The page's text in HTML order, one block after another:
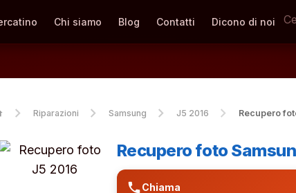
Chi siamo Blog Contatti Dicono di noi
Riparazioni Samsung J5 2016 Recupero
Recupero foto
phoneChiama